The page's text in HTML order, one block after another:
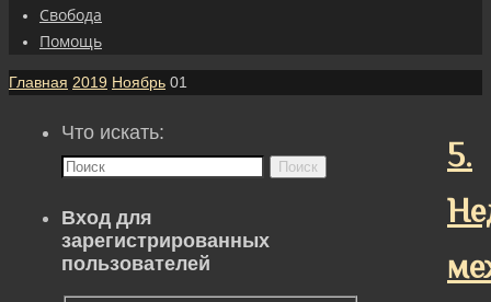
Свобода
Помощь
Главная 2019 Ноябрь 01
5.
Что искать:
Поиск
Вход для
зарегистрированных
пользователей